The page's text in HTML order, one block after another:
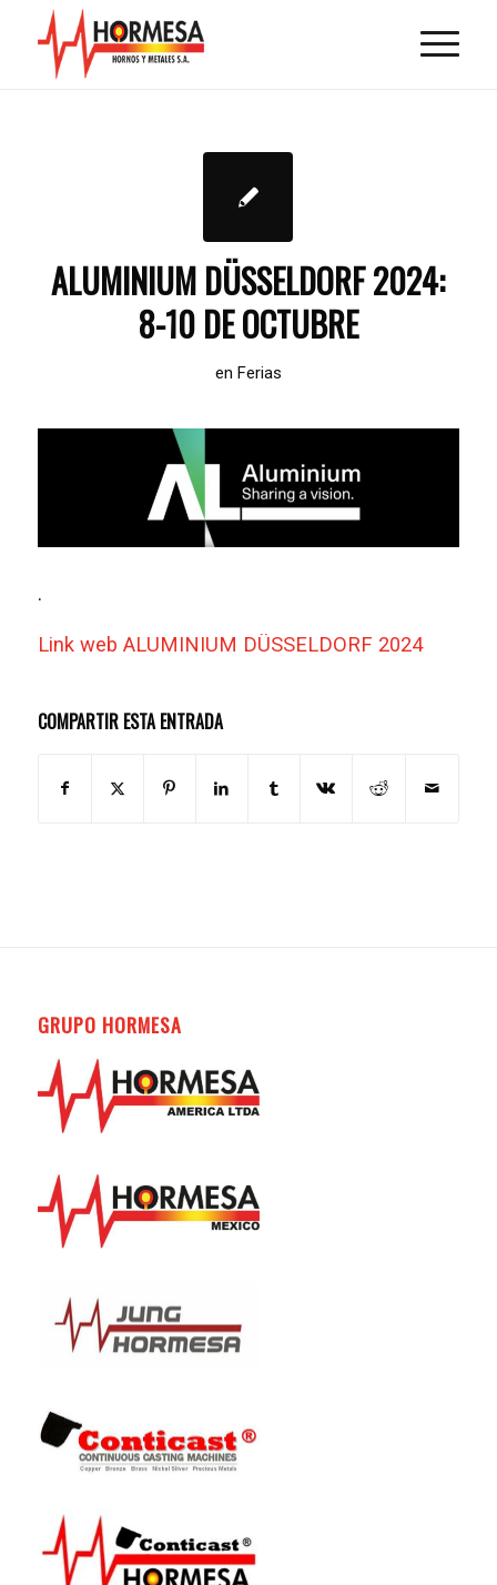
ALUMINIUM DÜSSELDORF 2024:
8-10 DE OCTUBRE
en Ferias
.
Link web ALUMINIUM DÜSSELDORF 2024
COMPARTIR ESTA ENTRADA
GRUPO HORMESA